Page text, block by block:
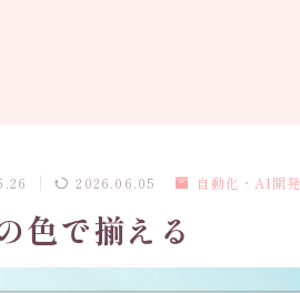
2026.06.05 自動化・AI開発
色で揃える